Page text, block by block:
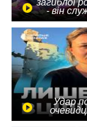
загиблої
- він
Удар